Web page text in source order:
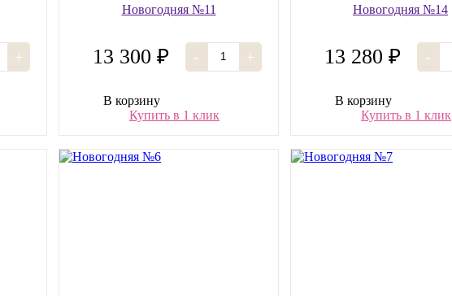
+
Новогодняя №11
13 300 ₽ - +
В корзину
Купить в 1 клик
Новогодняя №14
13 280 ₽ -
В корзину
Купить в 1 клик